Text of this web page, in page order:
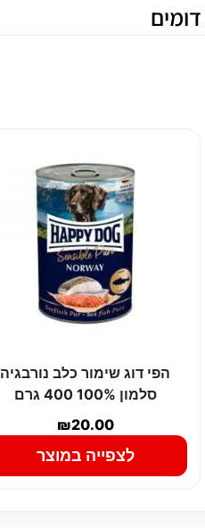
הפי דוג שימור כלב נורבגיה
סלמון 100% 400 גרם
₪20.00
לצפייה במוצר